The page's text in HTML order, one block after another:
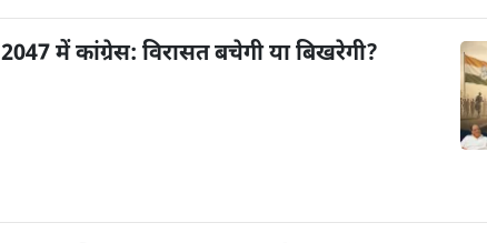
2047 में कांग्रेस: विरासत बचेगी या बिखरेगी?